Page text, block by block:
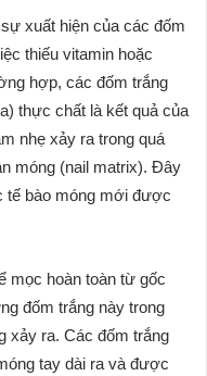
xuất hiện của các đốm
thiếu vitamin hoặc
hợp, các đốm trắng
thực chất là kết quả của
nhẹ xảy ra trong quá
móng (nail matrix). Đây
tế bào móng mới được
mọc hoàn toàn từ gốc
đốm trắng này trong
xảy ra. Các đốm trắng
tay dài ra và được